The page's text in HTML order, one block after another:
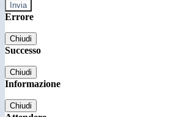
Errore
Chiudi
Successo
Chiudi
Informazione
Chiudi